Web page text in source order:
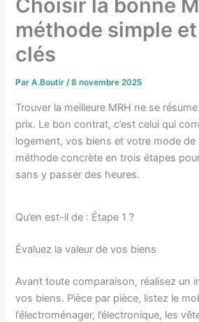
Choisir la bonne
méthode simple
clés
ParA.Boutir/8 novembre 2025
Trouver la meilleure MRH ne se
prix. Le bon contrat, c’est celui qui
logement, vos biens et votre mode de
méthode concrète en trois étapes
sans y passer des heures.
Qu’en est-il de : Étape 1 ?
Évaluez la valeur de vos biens
Avant toute comparaison, réalisez un
vos biens. Pièce par pièce, listez le
l’électroménager, l’électronique, les